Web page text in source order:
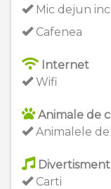
Mic dejun
Cafenea
Internet
Wifi
Animale de
Animalele
Divertisment
Carti